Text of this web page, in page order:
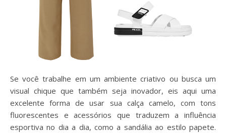
Se você trabalhe em um ambiente criativo ou busca um
visual chique que também seja inovador, eis aqui uma
excelente forma de usar sua calça camelo, com tons
fluorescentes e acessórios que traduzem a influência
esportiva no dia a dia, como a sandália ao estilo papete.